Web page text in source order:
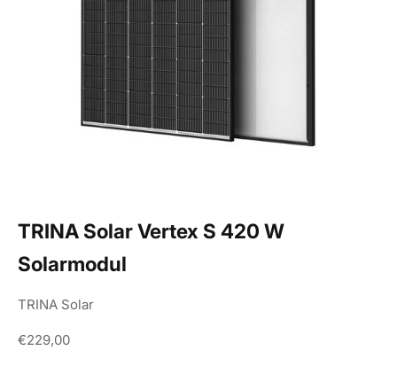
TRINA Solar Vertex S 420 W
Solarmodul
TRINA Solar
Angebot
€229,00